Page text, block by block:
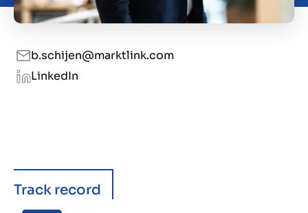
b.schijen@marktlink.com
LinkedIn
Track record